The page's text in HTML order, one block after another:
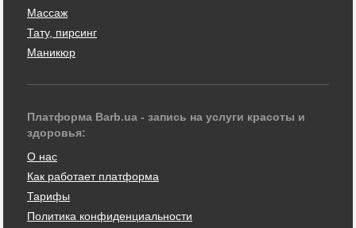
Массаж
Тату, пирсинг
Маникюр
Платформа Barb.ua - запись на услуги красоты и
здоровья:
О нас
Как работает платформа
Тарифы
Политика конфиденциальности